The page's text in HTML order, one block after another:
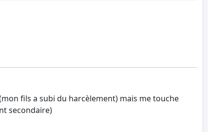
fils a subi du harcèlement) mais me touche
secondaire)